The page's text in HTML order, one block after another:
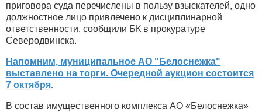
приговора суда перечислены в пользу взыскателей, одно
должностное лицо привлечено к дисциплинарной
ответственности, сообщили БК в прокуратуре
Северодвинска.
Напомним, муниципальное АО "Белоснежка"
выставлено на торги. Очередной аукцион состоится
7 октября.
В состав имущественного комплекса АО «Белоснежка»